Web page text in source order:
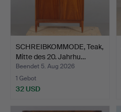
SCHREIBKOMMODE, Teak,
Mitte des 20. Jahrhu…
Beendet 5. Aug 2026
1 Gebot
32 USD